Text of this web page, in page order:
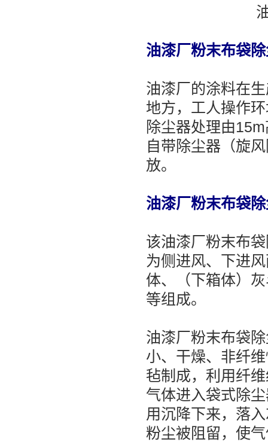
油漆厂粉末布袋
油漆厂的涂料在
地方，工人操作
除尘器处理由
自带除尘器（旋
放。
油漆厂粉末布袋
该油漆厂粉末布
为侧进风、下进
体、（下箱体）
等组成。
油漆厂粉末布袋
小、干燥、非纤
毡制成，利用纤
气体进入袋式除
用沉降下来，落
粉尘被阻留，使